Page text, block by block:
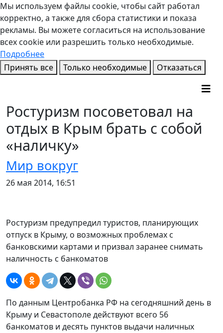
Мы используем файлы cookie, чтобы сайт работал
корректно, а также для сбора статистики и показа
рекламы. Вы можете согласиться на использование
всех cookie или разрешить только необходимые.
Подробнее
Принять все
Только необходимые Отказаться
Ростуризм посоветовал на
отдых в Крым брать с собой
«наличку»
Мир вокруг
26 мая 2014, 16:51
Ростуризм предупредил туристов, планирующих
отпуск в Крыму, о возможных проблемах с
банковскими картами и призвал заранее снимать
наличность с банкоматов
По данным Центробанка РФ на сегодняшний день в
Крыму и Севастополе действуют всего 56
банкоматов и десять пунктов выдачи наличных